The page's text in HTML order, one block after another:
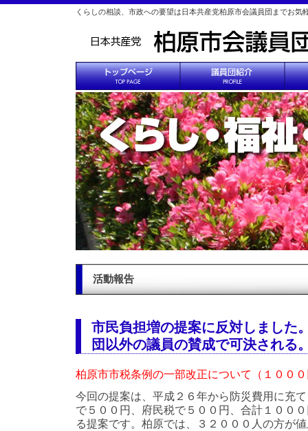
くらしの相談、市政への要望は日本共産党柏原市会議員団までお気
活動報告
市民負担増の提案に反対しました
団以外の議員の賛成で可決される
柏原市市税条例の一部改正について（１００
今回の提案は、平成２６年から防災費用に充
で５００円、府民税で５００円、合計１００
る提案です。柏原では、３２０００人の方が